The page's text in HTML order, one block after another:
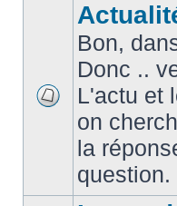
Bon,
Donc ..
L'actu et
on
la
question.